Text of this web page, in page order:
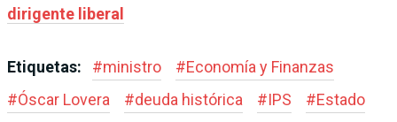
dirigente liberal
Etiquetas: #ministro #Economía y Finanzas
#Óscar Lovera #deuda histórica #IPS #Estado